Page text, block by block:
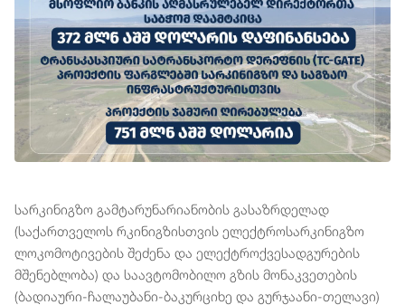
სარკინიგზო გამტარუნარიანობის გასაზრდელად
(საქართველოს რკინიგზისთვის ელექტროსარკინიგზო
ლოკომოტივების შეძენა და ელექტროქვესადგურების
მშენებლობა) და საავტომობილო გზის მონაკვეთების
(ბადიაური-ჩალაუბანი-ბაკურციხე და გურჯაანი-თელავი)